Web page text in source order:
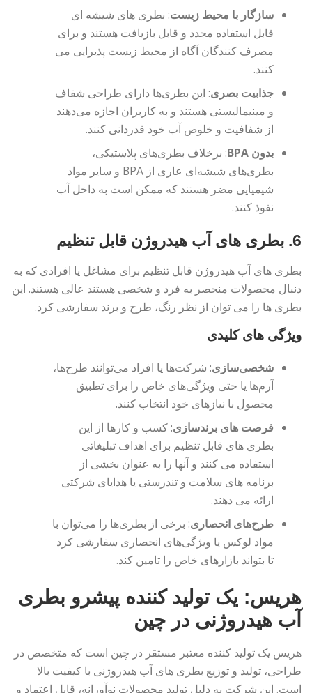
سازگار با محیط زیست: بطری های شیشه ای
قابل استفاده مجدد و قابل بازیافت هستند و برای
مصرف کنندگان آگاه از محیط زیست پذیرایی می
کنند.
جذابیت بصری: این بطری‌ها دارای طراحی شفاف
و مینیمالیستی هستند و به کاربران اجازه می‌دهند
از شفافیت و خلوص آب خود قدردانی کنند.
بدون BPA
: برخلاف بطری‌های پلاستیکی،
بطری‌های شیشه‌ای عاری از BPA و سایر مواد
شیمیایی مضر هستند که ممکن است به داخل آب
نفوذ کنند.
6. بطری های آب هیدروژن قابل تنظیم
بطری های آب هیدروژن قابل تنظیم برای مشاغل یا افرادی که به
دنبال محصولات منحصر به فرد و شخصی هستند عالی هستند. این
بطری ها را می توان از نظر رنگ، طرح و برند سفارشی کرد.
ویژگی های کلیدی
شخصی‌سازی: شرکت‌ها یا افراد می‌توانند طرح‌ها،
آرم‌ها یا حتی ویژگی‌های خاص را برای تطبیق
محصول با نیازهای خود انتخاب کنند.
فرصت های برندسازی: کسب و کارها از این
بطری های قابل تنظیم برای اهداف تبلیغاتی
استفاده می کنند و آنها را به عنوان بخشی از
برنامه های سلامت و تندرستی یا هدایای شرکتی
ارائه می دهند.
طرح‌های انحصاری: برخی از بطری‌ها را می‌توان با
مواد لوکس یا ویژگی‌های انحصاری سفارشی کرد
تا بتواند بازارهای خاص را تامین کند.
هریس: یک تولید کننده پیشرو بطری
آب هیدروژنی در چین
هریس یک تولید کننده معتبر مستقر در چین است که متخصص در
طراحی، تولید و توزیع بطری های آب هیدروژنی با کیفیت بالا
است. این شرکت به دلیل تولید محصولات نوآورانه، قابل اعتماد و